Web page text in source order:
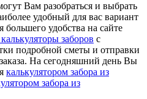
Вам разобраться и выбрать
удобный для вас вариант
удобства на сайте
заборов с
подробной сметы и отправки
На сегодняшний день Вы
калькулятором забора из
забора из